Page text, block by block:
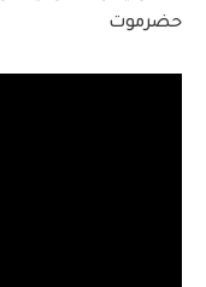
حضرموت